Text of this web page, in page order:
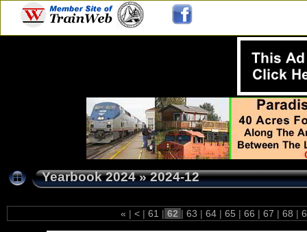
Yearbook 2024»2024-12
« | < | 61 | 62 | 63 | 64 | 65 | 66 | 67 | 68 |